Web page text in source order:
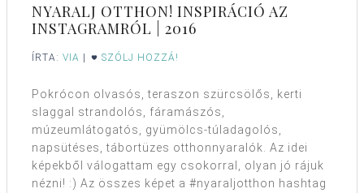
NYARALJ OTTHON! INSPIRÁCIÓ AZ
INSTAGRAMRÓL | 2016
ÍRTA: VIA | SZÓLJ HOZZÁ!
Pokrócon olvasós, teraszon szürcsölős, kerti
slaggal strandolós, fáramászós,
múzeumlátogatós, gyümölcs-túladagolós,
napsütéses, tábortüzes otthonnyaralók. Az idei
képekből válogattam egy csokorral, olyan jó rájuk
nézni! :) Az összes képet a #nyaraljotthon hashtag